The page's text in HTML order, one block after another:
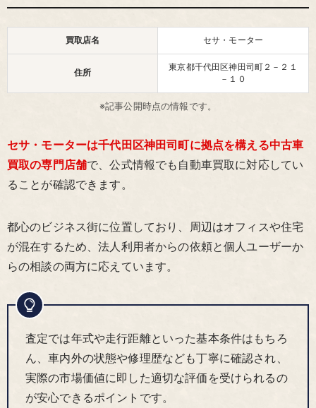
買取店名 セサ・モーター
住所
東京都千代田区神田司町２－２１
－１０
※記事公開時点の情報です。
セサ・モーターは千代田区神田司町に拠点を構える中古車
買取の専門店舗で、公式情報でも自動車買取に対応してい
ることが確認できます。
都心のビジネス街に位置しており、周辺はオフィスや住宅
が混在するため、法人利用者からの依頼と個人ユーザーか
らの相談の両方に応えています。
査定では年式や走行距離といった基本条件はもちろ
ん、車内外の状態や修理歴なども丁寧に確認され、
実際の市場価値に即した適切な評価を受けられるの
が安心できるポイントです。